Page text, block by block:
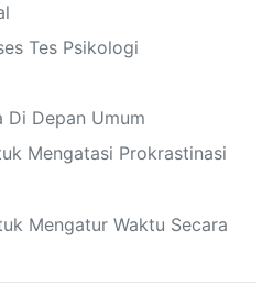
Tes Psikologi
Di Depan Umum
Mengatasi Prokrastinasi
Mengatur Waktu Secara